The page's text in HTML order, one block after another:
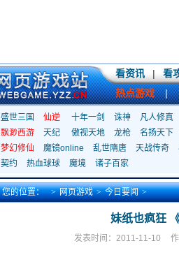
看资讯
| 看
热点游戏
|
盛世三国 仙逆 十年一剑 诛神 凡人修真
飘渺西游
天纪 傲视天地 龙枪 名扬天下
梦幻修仙
魔镜online 乱世隋唐 天战传奇
契约
热血球球 魔境 诸子百家
您的位置： > 网页游戏 > 今日要闻 >
妹纸也疯狂
发表时间：2011-11-10